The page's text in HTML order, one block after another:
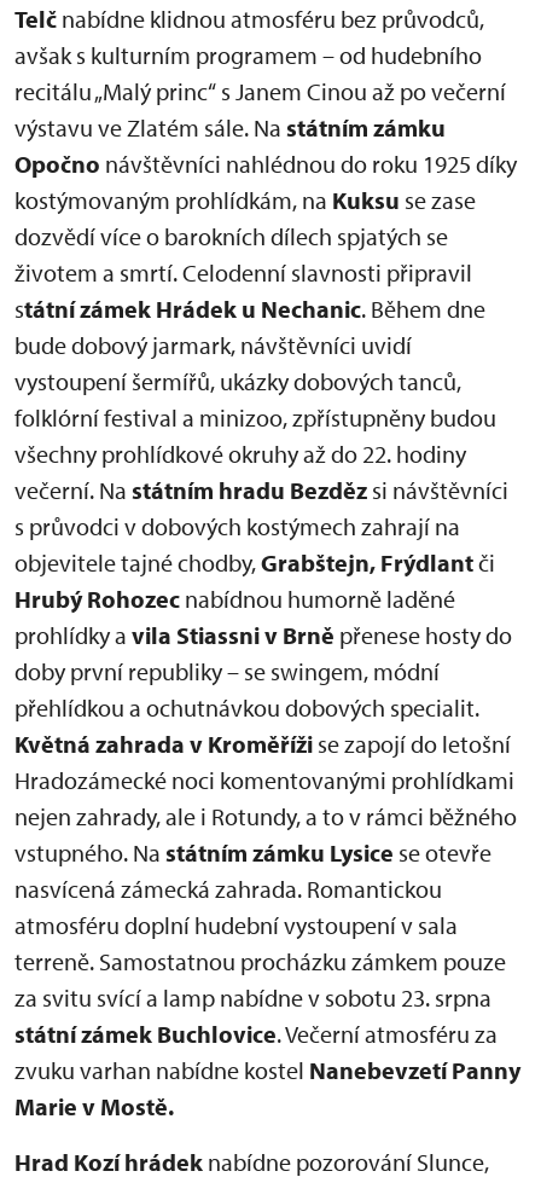
Telč nabídne klidnou atmosféru bez průvodců,
avšak s kulturním programem – od hudebního
recitálu „Malý princ“ s Janem Cinou až po večerní
výstavu ve Zlatém sále. Na státním zámku
Opočno návštěvníci nahlédnou do roku 1925 díky
kostýmovaným prohlídkám, na Kuksu se zase
dozvědí více o barokních dílech spjatých se
životem a smrtí. Celodenní slavnosti připravil
státní zámek Hrádek u Nechanic. Během dne
bude dobový jarmark, návštěvníci uvidí
vystoupení šermířů, ukázky dobových tanců,
folklórní festival a minizoo, zpřístupněny budou
všechny prohlídkové okruhy až do 22. hodiny
večerní. Na státním hradu Bezděz si návštěvníci
s průvodci v dobových kostýmech zahrají na
objevitele tajné chodby,Grabštejn, Frýdlantči
Hrubý Rohozec nabídnou humorně laděné
prohlídky a vila Stiassni v Brně přenese hosty do
doby první republiky – se swingem, módní
přehlídkou a ochutnávkou dobových specialit.
Květná zahrada v Kroměříži se zapojí do letošní
Hradozámecké noci komentovanými prohlídkami
nejen zahrady, ale i Rotundy, a to v rámci běžného
vstupného. Na státním zámku Lysice se otevře
nasvícená zámecká zahrada. Romantickou
atmosféru doplní hudební vystoupení v sala
terreně. Samostatnou procházku zámkem pouze
za svitu svící a lamp nabídne v sobotu 23. srpna
státní zámek Buchlovice. Večerní atmosféru za
zvuku varhan nabídne kostel Nanebevzetí Panny
Marie v Mostě.
Hrad Kozí hrádek nabídne pozorování Slunce,